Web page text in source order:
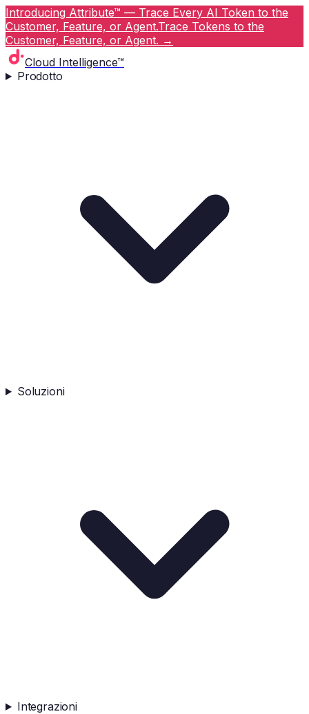
Introducing Attribute™ — Trace Every AI Token to the
Customer, Feature, or Agent.Trace Tokens to the
Customer, Feature, or Agent. →
Cloud Intelligence™
Prodotto
Soluzioni
Integrazioni